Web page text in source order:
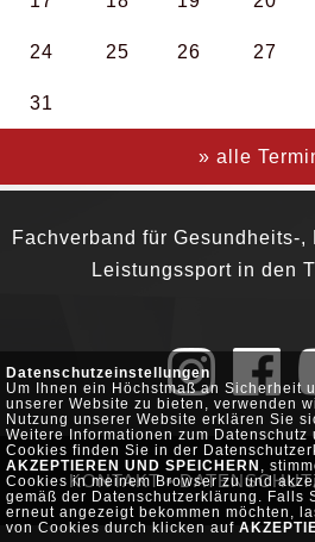
Datenschutzeinstellungen
Um Ihnen ein Höchstmaß an Sicherheit
unserer Website zu bieten, verwenden
Nutzung unserer Website erklären Sie
Weitere Informationen zum Datenschutz
Cookies finden Sie in der
AKZEPTIEREN UND SPEICHERN ,
Cookies in meinem Browser zu und
gemäß der Datenschutzerklärung. Falls
erneut angezeigt bekommen möchten,
von Cookies durch klicken auf
24 25 26 27
31
» alle
Fachverband für Gesundheits-
Leistungssport in den
KONTAKT•